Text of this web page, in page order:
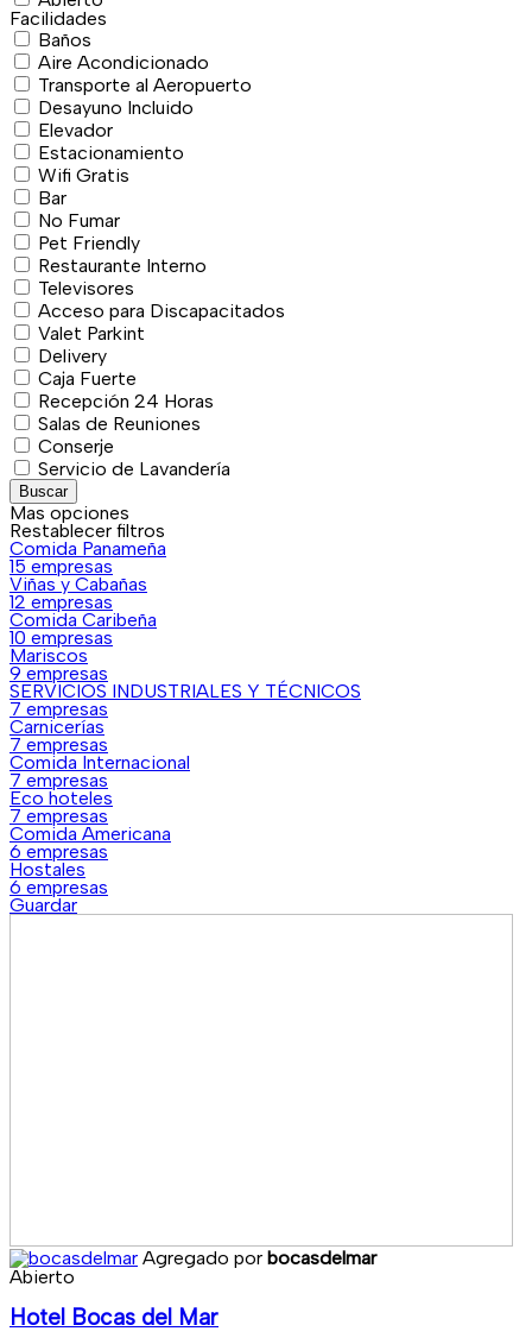
Facilidades
Baños
Aire Acondicionado
Transporte al Aeropuerto
Desayuno Incluido
Elevador
Estacionamiento
Wifi Gratis
Bar
No Fumar
Pet Friendly
Restaurante Interno
Televisores
Acceso para Discapacitados
Valet Parkint
Delivery
Caja Fuerte
Recepción 24 Horas
Salas de Reuniones
Conserje
Servicio de Lavandería
Buscar
Mas opciones
Restablecer filtros
Comida Panameña
15 empresas
Viñas y Cabañas
12 empresas
Comida Caribeña
10 empresas
Mariscos
9 empresas
SERVICIOS INDUSTRIALES Y TÉCNICOS
7 empresas
Carnicerías
7 empresas
Comida Internacional
7 empresas
Eco hoteles
7 empresas
Comida Americana
6 empresas
Hostales
6 empresas
Guardar
Agregado por bocasdelmar
Abierto
Hotel Bocas del Mar